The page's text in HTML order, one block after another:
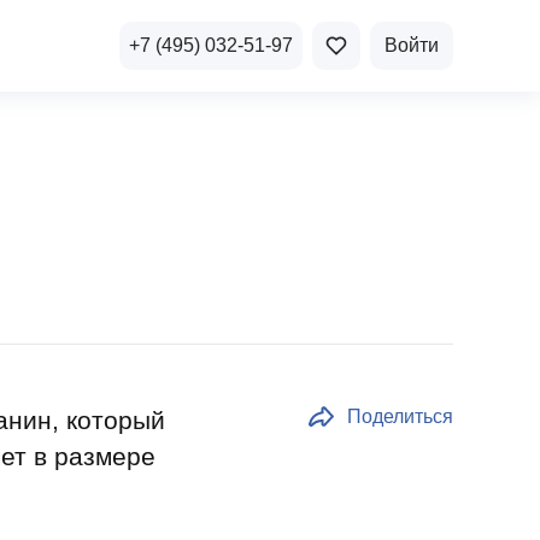
+7 (495) 032-51-97 Войти
Поделиться
который
в размере